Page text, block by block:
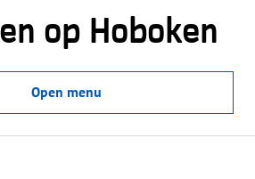
op Hoboken
Open menu